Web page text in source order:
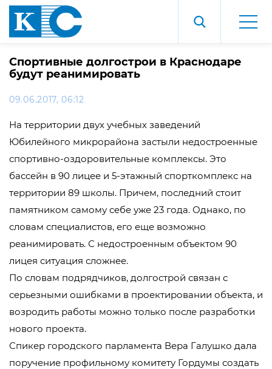
Спортивные долгострои в Краснодаре
будут реанимировать
09.06.2017, 06:12
На территории двух учебных заведений
Юбилейного микрорайона застыли недостроенные
спортивно-оздоровительные комплексы. Это
бассейн в 90 лицее и 5-этажный спорткомплекс на
территории 89 школы. Причем, последний стоит
памятником самому себе уже 23 года. Однако, по
словам специалистов, его еще возможно
реанимировать. С недостроенным объектом 90
лицея ситуация сложнее.
По словам подрядчиков, долгострой связан с
серьезными ошибками в проектировании объекта, и
возродить работы можно только после разработки
нового проекта.
Спикер городского парламента Вера Галушко дала
поручение профильному комитету Гордумы создать